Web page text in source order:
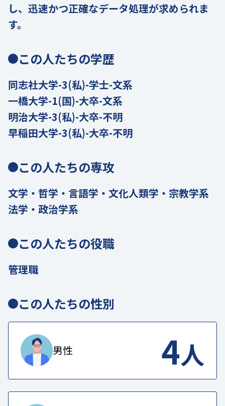
し、迅速かつ正確なデータ処理が求められま
す。
この人たちの学歴
同志社大学-3(私)-学士-文系
一橋大学-1(国)-大卒-文系
明治大学-3(私)-大卒-不明
早稲田大学-3(私)-大卒-不明
この人たちの専攻
文学・哲学・言語学・文化人類学・宗教学系
法学・政治学系
この人たちの役職
管理職
この人たちの性別
男性 4人